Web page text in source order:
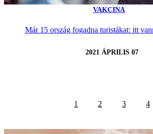
VAKCINA
Már 15 ország fogadna turistákat: itt
2021 ÁPRILIS 07
1 2 3 4